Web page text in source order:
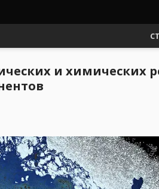
и химических